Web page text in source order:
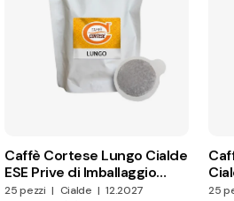
Caffè Cortese Lungo Cialde
ESE Prive di Imballaggio
Individuale
25 pezzi | Cialde | 12.2027 25